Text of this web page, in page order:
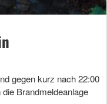
gegen kurz nach 22:00
Brandmeldeanlage